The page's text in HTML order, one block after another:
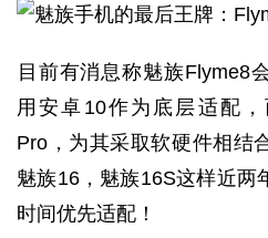
目前有消息称魅族Flyme8
用安卓10作为底层适配
Pro，为其采取软硬件相结
魅族16，魅族16S这样近两
时间优先适配！